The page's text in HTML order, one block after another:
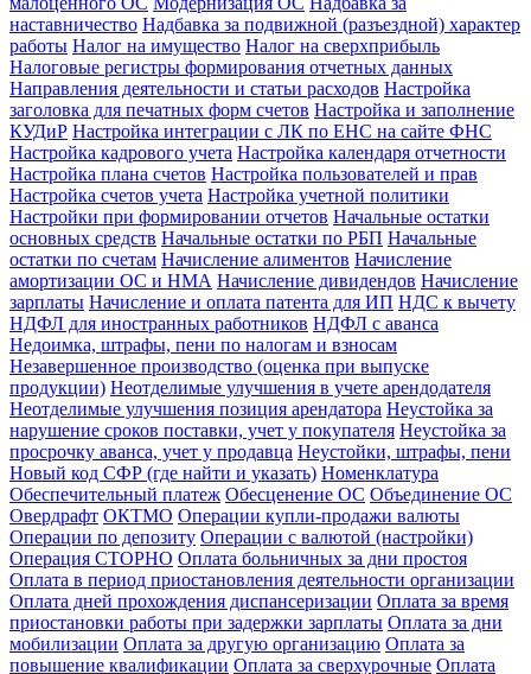
наставничество Надбавка за подвижной (разъездной) характер
работы Налог на имущество Налог на сверхприбыль
Налоговые регистры формирования отчетных данных
Направления деятельности и статьи расходов Настройка
заголовка для печатных форм счетов Настройка и заполнение
КУДиР Настройка интеграции с ЛК по ЕНС на сайте ФНС
Настройка кадрового учета Настройка календаря отчетности
Настройка плана счетов Настройка пользователей и прав
Настройка счетов учета Настройка учетной политики
Настройки при формировании отчетов Начальные остатки
основных средств Начальные остатки по РБП Начальные
остатки по счетам Начисление алиментов Начисление
амортизации ОС и НМА Начисление дивидендов Начисление
зарплаты Начисление и оплата патента для ИП НДС к вычету
НДФЛ для иностранных работников НДФЛ с аванса
Недоимка, штрафы, пени по налогам и взносам
Незавершенное производство (оценка при выпуске
продукции) Неотделимые улучшения в учете арендодателя
Неотделимые улучшения позиция арендатора Неустойка за
нарушение сроков поставки, учет у покупателя Неустойка за
просрочку аванса, учет у продавца Неустойки, штрафы, пени
Новый код СФР (где найти и указать) Номенклатура
Обеспечительный платеж Обесценение ОС Объединение ОС
Овердрафт ОКТМО Операции купли-продажи валюты
Операции по депозиту Операции с валютой (настройки)
Операция СТОРНО Оплата больничных за дни простоя
Оплата в период приостановления деятельности организации
Оплата дней прохождения диспансеризации Оплата за время
приостановки работы при задержки зарплаты Оплата за дни
мобилизации Оплата за другую организацию Оплата за
повышение квалификации Оплата за сверхурочные Оплата